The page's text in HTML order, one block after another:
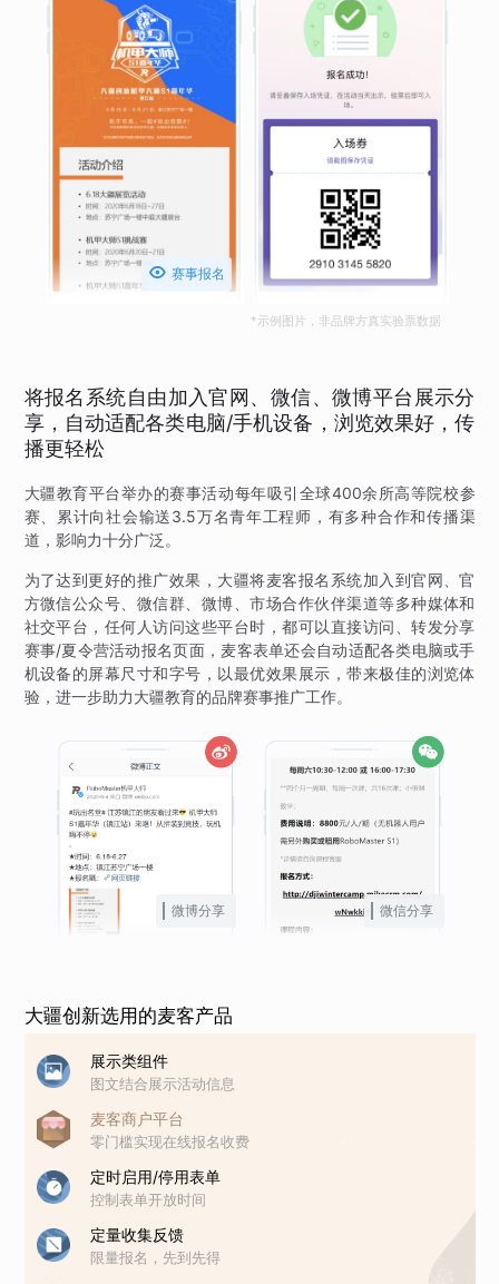
 赛事报名
*示例图片，非品牌方真实验票数据
将报名系统自由加入官网、微信、微博平台展示分
享，自动适配各类电脑/手机设备，浏览效果好，传
播更轻松
大疆教育平台举办的赛事活动每年吸引全球400余所高等院校参
赛、累计向社会输送3.5万名青年工程师，有多种合作和传播渠
道，影响力十分广泛。
为了达到更好的推广效果，大疆将麦客报名系统加入到官网、官
方微信公众号、微信群、微博、市场合作伙伴渠道等多种媒体和
社交平台，任何人访问这些平台时，都可以直接访问、转发分享
赛事/夏令营活动报名页面，麦客表单还会自动适配各类电脑或手
机设备的屏幕尺寸和字号，以最优效果展示，带来极佳的浏览体
验，进一步助力大疆教育的品牌赛事推广工作。
微博分享 微信分享
大疆创新选用的麦客产品
展示类组件
图文结合展示活动信息
麦客商户平台
零门槛实现在线报名收费
定时启用/停用表单
控制表单开放时间
定量收集反馈
限量报名，先到先得